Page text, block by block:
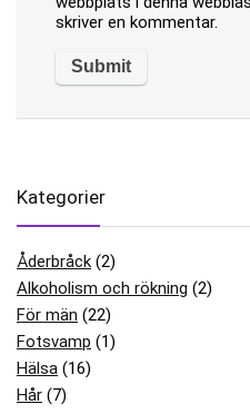
skriver en kommentar.
Kategorier
Åderbråck (2)
Alkoholism och rökning (2)
För män (22)
Fotsvamp (1)
Hälsa (16)
Hår (7)